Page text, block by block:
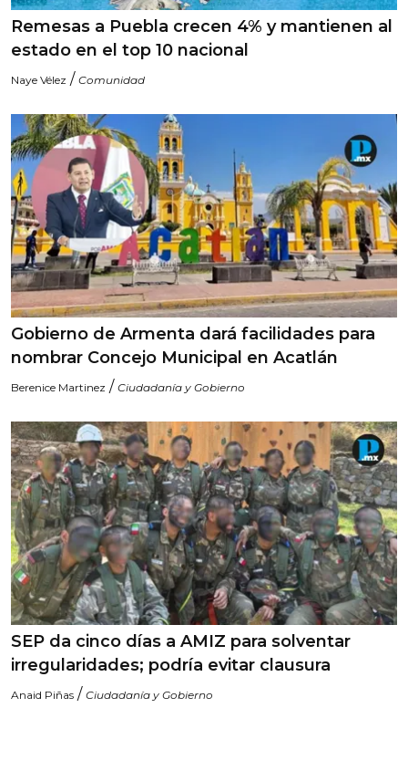
Remesas a Puebla crecen 4% y mantienen al
estado en el top 10 nacional
Naye Vélez / Comunidad
Gobierno de Armenta dará facilidades para
nombrar Concejo Municipal en Acatlán
Berenice Martinez / Ciudadanía y Gobierno
SEP da cinco días a AMIZ para solventar
irregularidades; podría evitar clausura
Anaid Piñas / Ciudadanía y Gobierno